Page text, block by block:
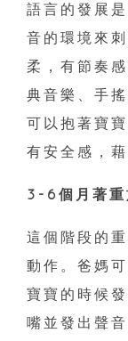
語言的發展
音的環境來
柔，有節奏
典音樂、手
可以抱著寶
有安全感，
3-6個月著重
這個階段的
動作。爸媽
寶寶的時候
嘴並發出聲